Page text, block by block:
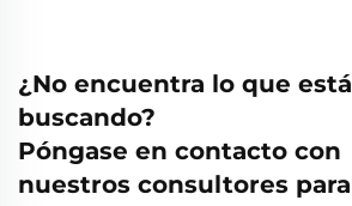
¿No encuentra lo que está
buscando?
Póngase en contacto con
nuestros consultores para